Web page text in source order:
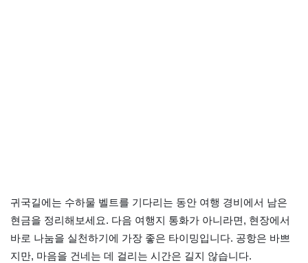
귀국길에는 수하물 벨트를 기다리는 동안 여행 경비에서 남은
현금을 정리해보세요. 다음 여행지 통화가 아니라면, 현장에서
바로 나눔을 실천하기에 가장 좋은 타이밍입니다. 공항은 바쁘
지만, 마음을 건네는 데 걸리는 시간은 길지 않습니다.